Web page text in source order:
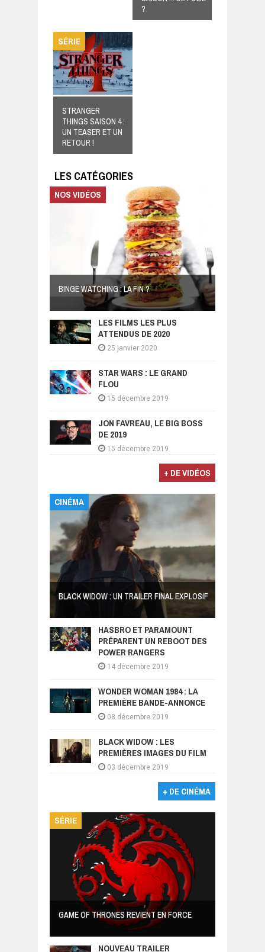
?
SÉRIE
STRANGER
THINGS SAISON 4 :
UN TEASER ET UN
RETOUR !
LES CATÉGORIES
NOS VIDÉOS
BINGE WATCHING : LA FIN ?
LES FILMS LES PLUS
ATTENDUS DE 2020
25 janvier 2020
STAR WARS : LE GRAND
FLOU
15 décembre 2019
JON FAVREAU, LE BIG BOSS
DE 2019
15 décembre 2019
+ DE VIDÉOS
CINÉMA
BLACK WIDOW : UN TRAILER FINAL EXPLOSIF
HASBRO ET PARAMOUNT
PRÉPARENT UN REBOOT DES
POWER RANGERS
14 décembre 2019
WONDER WOMAN 1984 : LA
PREMIÈRE BANDE-ANNONCE
08 décembre 2019
BLACK WIDOW : LES
PREMIÈRES IMAGES DU FILM
03 décembre 2019
+ DE CINÉMA
SÉRIE
GAME OF THRONES REVIENT EN FORCE
NOUVEAU TRAILER